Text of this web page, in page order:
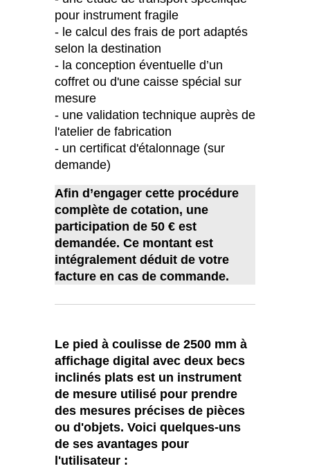
pour instrument fragile
- le calcul des frais de port adaptés
selon la destination
- la conception éventuelle d’un
coffret ou d'une caisse spécial sur
mesure
- une validation technique auprès de
l'atelier de fabrication
- un certificat d'étalonnage (sur
demande)
Afin d’engager cette procédure
complète de cotation, une
participation de 50 € est
demandée. Ce montant est
intégralement déduit de votre
facture en cas de commande.
Le pied à coulisse de 2500 mm à
affichage digital avec deux becs
inclinés plats est un instrument
de mesure utilisé pour prendre
des mesures précises de pièces
ou d'objets. Voici quelques-uns
de ses avantages pour
l'utilisateur :